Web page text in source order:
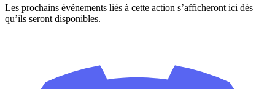
Les prochains événements liés à cette action s’afficheront ici dès
qu’ils seront disponibles.